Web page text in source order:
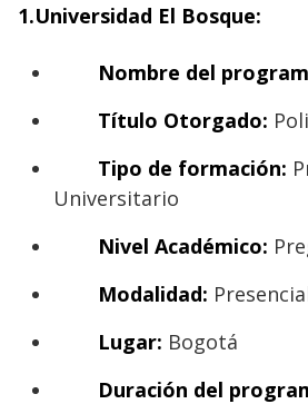
1.Universidad El Bosque:
Nombre del
Título Otorgado:
Tipo de formación:
Universitario
Nivel Académico:
Modalidad:
Lugar: Bogotá
Duración del